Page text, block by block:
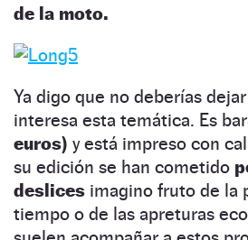
de la moto.
Ya digo que no deberías
interesa esta temática. Es
euros) y está impreso con
su edición se han cometido
deslices imagino fruto de la
tiempo o de las apreturas